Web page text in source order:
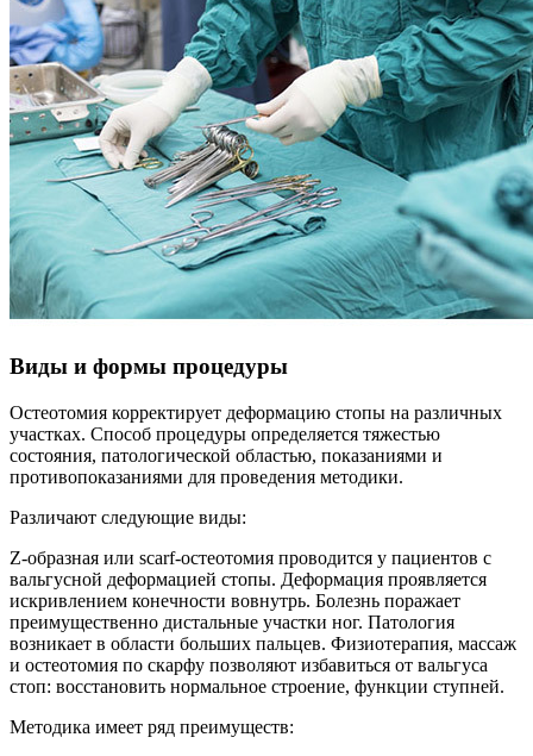
Виды и формы процедуры
Остеотомия корректирует деформацию стопы на различных
участках. Способ процедуры определяется тяжестью
состояния, патологической областью, показаниями и
противопоказаниями для проведения методики.
Различают следующие виды:
Z-образная или scarf-остеотомия проводится у пациентов с
вальгусной деформацией стопы. Деформация проявляется
искривлением конечности вовнутрь. Болезнь поражает
преимущественно дистальные участки ног. Патология
возникает в области больших пальцев. Физиотерапия, массаж
и остеотомия по скарфу позволяют избавиться от вальгуса
стоп: восстановить нормальное строение, функции ступней.
Методика имеет ряд преимуществ: